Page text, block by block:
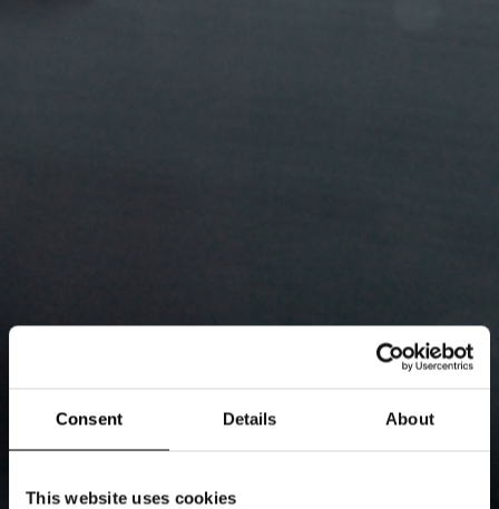
Consent Details About
This website uses cookies